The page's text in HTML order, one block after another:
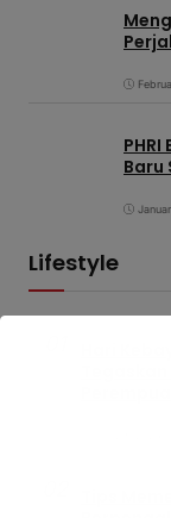
Baru
Lifestyle
Hari